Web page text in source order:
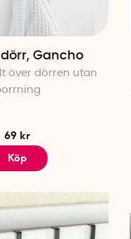
Gancho
över dörren utan
69 kr
Köp